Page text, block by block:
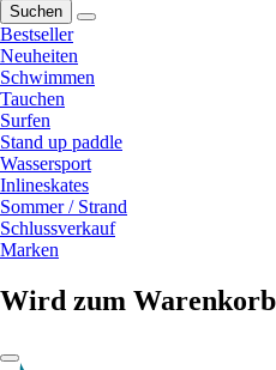
Suchen
Bestseller
Neuheiten
Schwimmen
Tauchen
Surfen
Stand up paddle
Wassersport
Inlineskates
Sommer / Strand
Schlussverkauf
Marken
Wird zum